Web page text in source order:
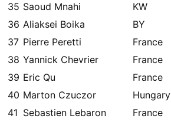
35 Saoud Mnahi KW
36 Aliaksei Boika BY
37 Pierre Peretti France
38 Yannick Chevrier France
39 Eric Qu France
40 Marton Czuczor Hungary
41 Sebastien Lebaron France